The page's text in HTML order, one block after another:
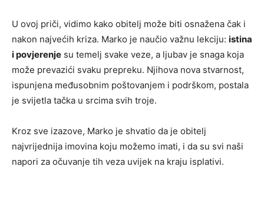
U ovoj priči, vidimo kako obitelj može biti osnažena čak i
nakon najvećih kriza. Marko je naučio važnu lekciju: istina
i povjerenje su temelj svake veze, a ljubav je snaga koja
može prevazići svaku prepreku. Njihova nova stvarnost,
ispunjena međusobnim poštovanjem i podrškom, postala
je svijetla tačka u srcima svih troje.
Kroz sve izazove, Marko je shvatio da je obitelj
najvrijednija imovina koju možemo imati, i da su svi naši
napori za očuvanje tih veza uvijek na kraju isplativi.